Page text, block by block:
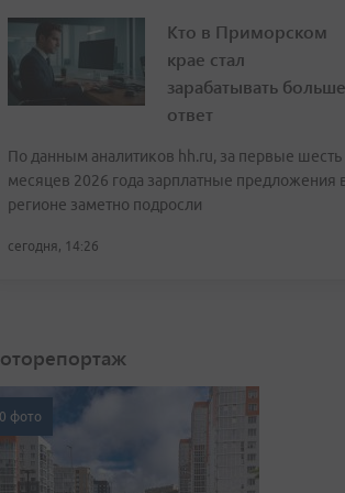
Кто в Приморском
крае стал
зарабатывать
ответ
По данным аналитиков hh.ru, за первые шесть
месяцев 2026 года зарплатные предложения
регионе заметно подросли
сегодня, 14:26
фото